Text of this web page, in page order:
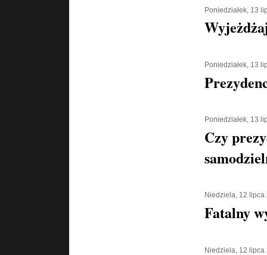
Poniedziałek, 13
Poniedziałek, 13
Poniedziałek, 13
Czy
Niedziela, 12 lipca
Fatalny
Niedziela, 12 lipca